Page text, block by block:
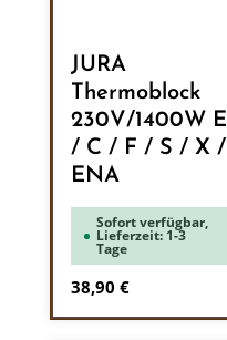
JURA
Thermoblock
230V/1400W E
/ C / F / S / X /
ENA
Sofort verfügbar,
Lieferzeit: 1-3
Tage
Regulärer Preis:
38,90 €